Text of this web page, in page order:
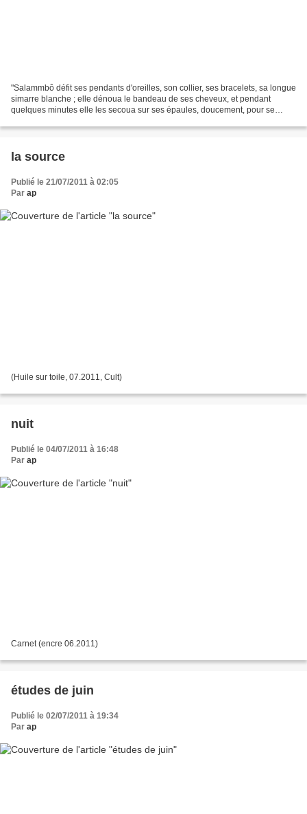
"Salammbô défit ses pendants d'oreilles, son collier, ses bracelets, sa longue
simarre blanche ; elle dénoua le bandeau de ses cheveux, et pendant
quelques minutes elle les secoua sur ses épaules, doucement, pour se
la source
Publié le 21/07/2011 à 02:05
Par ap
(Huile sur toile, 07.2011, Cult)
nuit
Publié le 04/07/2011 à 16:48
Par ap
Carnet (encre 06.2011)
études de juin
Publié le 02/07/2011 à 19:34
Par ap